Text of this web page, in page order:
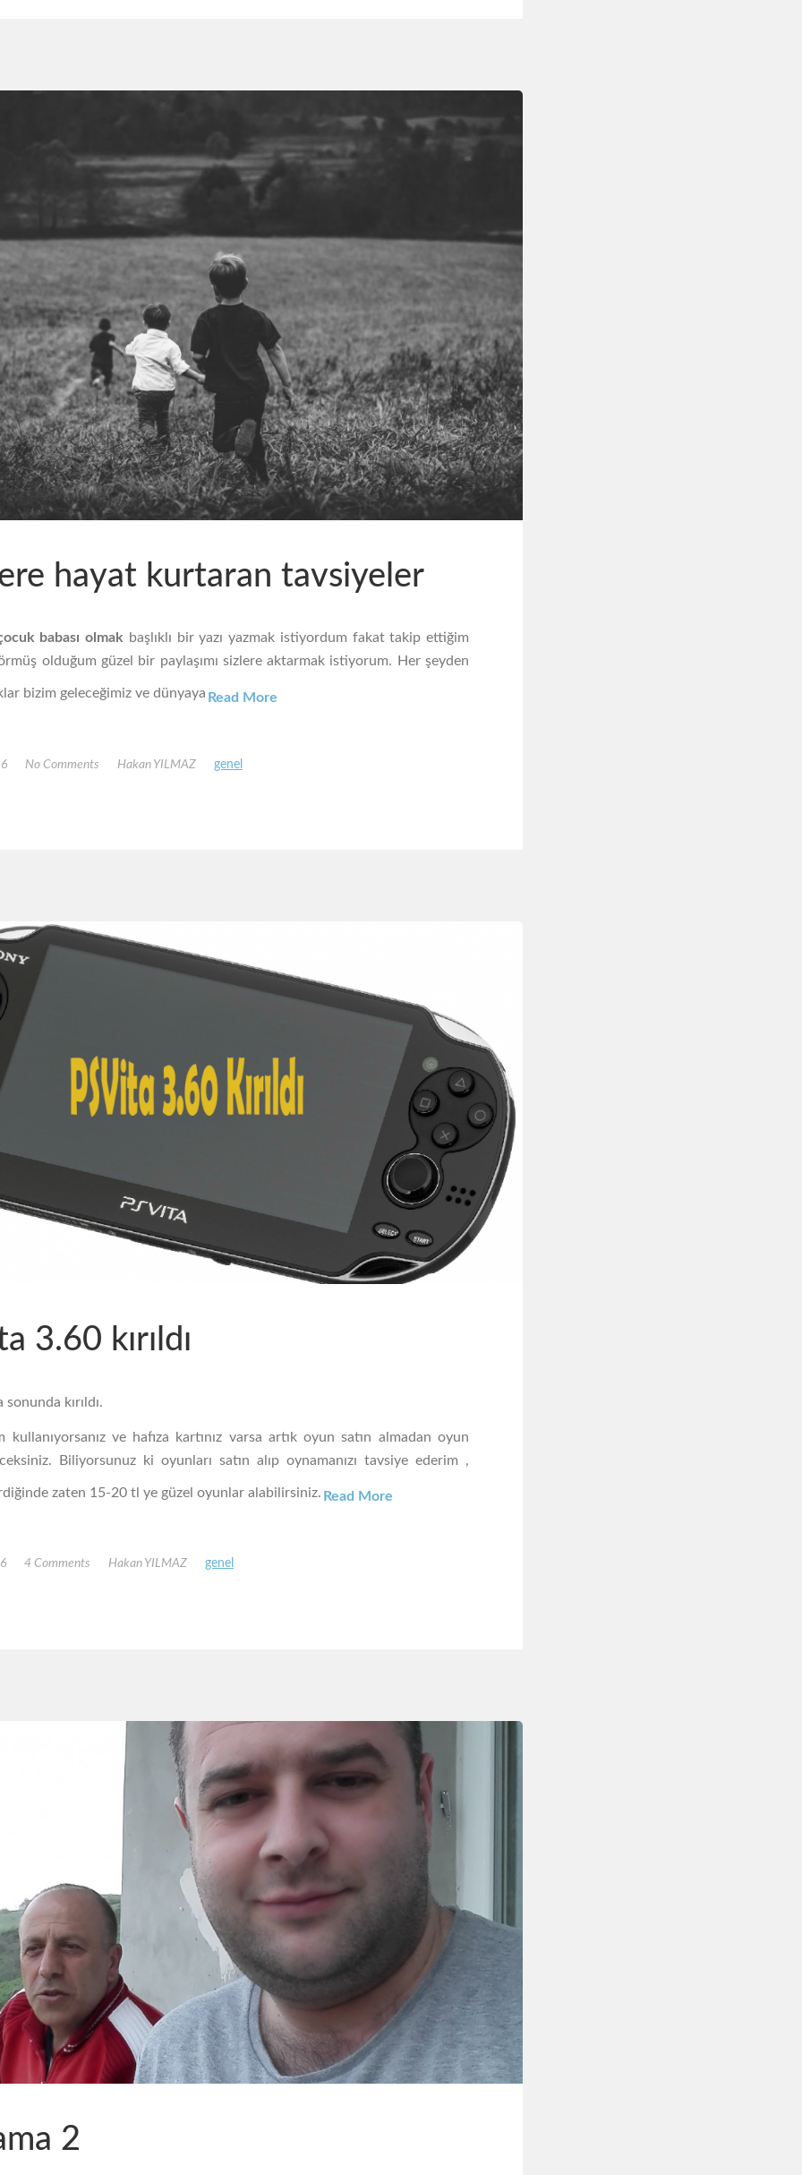
hayat kurtaran tavsiyeler
babası olmak başlıklı bir yazı yazmak istiyordum fakat takip ettiğim
olduğum güzel bir paylaşımı sizlere aktarmak istiyorum. Her şeyden
bizim geleceğimiz ve dünyaya Read More
No Comments Hakan YILMAZ genel
3.60 kırıldı
kırıldı.
kullanıyorsanız ve hafıza kartınız varsa artık oyun satın almadan oyun
Biliyorsunuz ki oyunları satın alıp oynamanızı tavsiye ederim ,
zaten 15-20 tl ye güzel oyunlar alabilirsiniz. Read More
4 Comments Hakan YILMAZ genel
2